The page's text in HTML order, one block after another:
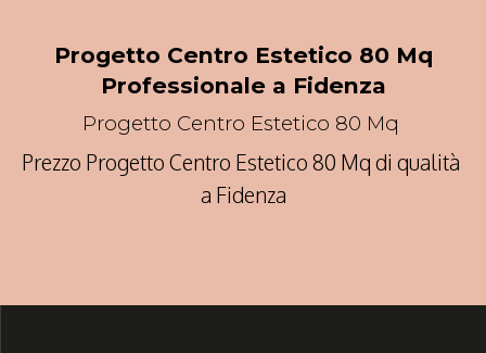
Progetto Centro Estetico 80 Mq
Professionale a Fidenza
Progetto Centro Estetico 80 Mq
Prezzo Progetto Centro Estetico 80 Mq di qualità
a Fidenza